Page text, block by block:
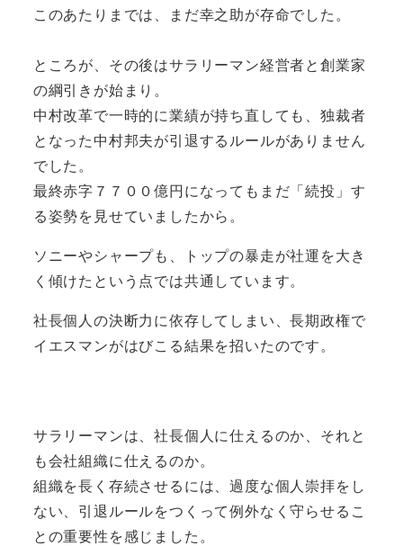
このあたりまでは、まだ幸之助が存命でした。
ところが、その後はサラリーマン経営者と創業家
の綱引きが始まり。
中村改革で一時的に業績が持ち直しても、独裁者
となった中村邦夫が引退するルールがありません
でした。
最終赤字７７００億円になってもまだ「続投」す
る姿勢を見せていましたから。
ソニーやシャープも、トップの暴走が社運を大き
く傾けたという点では共通しています。
社長個人の決断力に依存してしまい、長期政権で
イエスマンがはびこる結果を招いたのです。
サラリーマンは、社長個人に仕えるのか、それと
も会社組織に仕えるのか。
組織を長く存続させるには、過度な個人崇拝をし
ない、引退ルールをつくって例外なく守らせるこ
との重要性を感じました。